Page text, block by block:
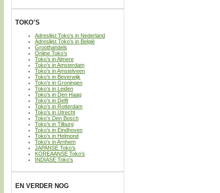
TOKO’S
Adreslijst Toko’s in Nederland
Adreslijst Toko’s in België
Groothandels
Online Toko’s
Toko’s in Almere
Toko’s in Amsterdam
Toko’s in Amstelveen
Toko’s in Beverwijk
Toko’s in Groningen
Toko’s in Leiden
Toko’s in Den Haag
Toko’s in Delft
Toko’s in Rotterdam
Toko’s in Utrecht
Toko’s Den Bosch
Toko’s in Tilburg
Toko’s in Eindhoven
Toko’s in Helmond
Toko’s in Arnhem
JAPANSE Toko’s
KOREAANSE Toko’s
INDIASE Toko’s
EN VERDER NOG